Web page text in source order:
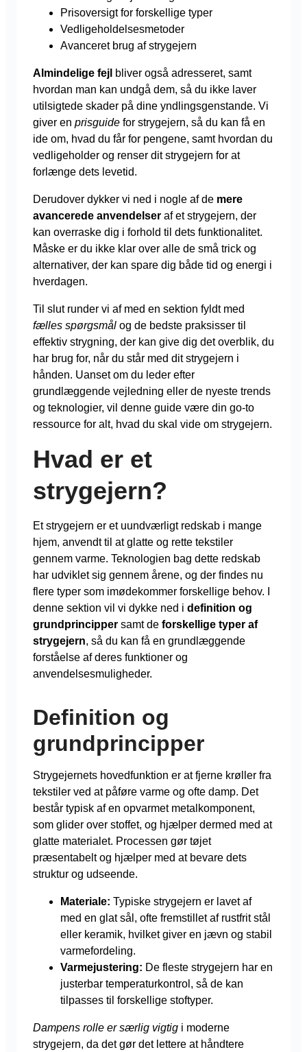
Prisoversigt for forskellige typer
Vedligeholdelsesmetoder
Avanceret brug af strygejern
Almindelige fejl bliver også adresseret, samt
hvordan man kan undgå dem, så du ikke laver
utilsigtede skader på dine yndlingsgenstande. Vi
giver en prisguide for strygejern, så du kan få en
ide om, hvad du får for pengene, samt hvordan du
vedligeholder og renser dit strygejern for at
forlænge dets levetid.
Derudover dykker vi ned i nogle af de mere
avancerede anvendelser af et strygejern, der
kan overraske dig i forhold til dets funktionalitet.
Måske er du ikke klar over alle de små trick og
alternativer, der kan spare dig både tid og energi i
hverdagen.
Til slut runder vi af med en sektion fyldt med
fælles spørgsmål og de bedste praksisser til
effektiv strygning, der kan give dig det overblik, du
har brug for, når du står med dit strygejern i
hånden. Uanset om du leder efter
grundlæggende vejledning eller de nyeste trends
og teknologier, vil denne guide være din go-to
ressource for alt, hvad du skal vide om strygejern.
Hvad er et
strygejern?
Et strygejern er et uundværligt redskab i mange
hjem, anvendt til at glatte og rette tekstiler
gennem varme. Teknologien bag dette redskab
har udviklet sig gennem årene, og der findes nu
flere typer som imødekommer forskellige behov. I
denne sektion vil vi dykke ned i definition og
grundprincipper samt de forskellige typer af
strygejern, så du kan få en grundlæggende
forståelse af deres funktioner og
anvendelsesmuligheder.
Definition og
grundprincipper
Strygejernets hovedfunktion er at fjerne krøller fra
tekstiler ved at påføre varme og ofte damp. Det
består typisk af en opvarmet metalkomponent,
som glider over stoffet, og hjælper dermed med at
glatte materialet. Processen gør tøjet
præsentabelt og hjælper med at bevare dets
struktur og udseende.
Materiale: Typiske strygejern er lavet af
med en glat sål, ofte fremstillet af rustfrit stål
eller keramik, hvilket giver en jævn og stabil
varmefordeling.
Varmejustering: De fleste strygejern har en
justerbar temperaturkontrol, så de kan
tilpasses til forskellige stoftyper.
Dampens rolle er særlig vigtig i moderne
strygejern, da det gør det lettere at håndtere